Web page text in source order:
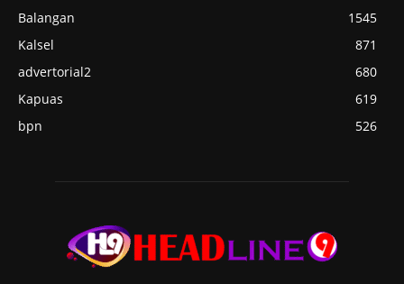
Balangan
1545
Kalsel
871
advertorial2
680
Kapuas
619
bpn
526